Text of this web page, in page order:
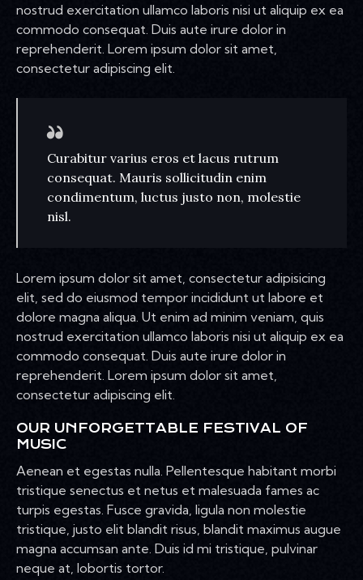
nostrud exercitation ullamco laboris nisi ut aliquip ex ea
commodo consequat. Duis aute irure dolor in
reprehenderit. Lorem ipsum dolor sit amet,
consectetur adipiscing elit.
Curabitur varius eros et lacus rutrum
consequat. Mauris sollicitudin enim
condimentum, luctus justo non, molestie
nisl.
Lorem ipsum dolor sit amet, consectetur adipisicing
elit, sed do eiusmod tempor incididunt ut labore et
dolore magna aliqua. Ut enim ad minim veniam, quis
nostrud exercitation ullamco laboris nisi ut aliquip ex ea
commodo consequat. Duis aute irure dolor in
reprehenderit. Lorem ipsum dolor sit amet,
consectetur adipiscing elit.
OUR UNFORGETTABLE FESTIVAL OF
MUSIC
Aenean et egestas nulla. Pellentesque habitant morbi
tristique senectus et netus et malesuada fames ac
turpis egestas. Fusce gravida, ligula non molestie
tristique, justo elit blandit risus, blandit maximus augue
magna accumsan ante. Duis id mi tristique, pulvinar
neque at, lobortis tortor.